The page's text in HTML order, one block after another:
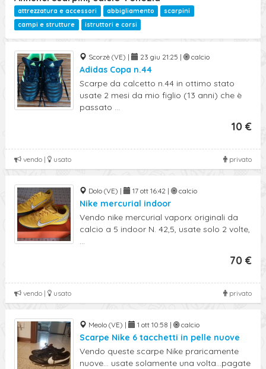
attrezzatura e accessori abbigliamento
scarpini
campi e strutture
istruttori e corsi
Scorzè (VE) | 23 giu 21:25 | calcio
Adidas Copa n.44
Scarpe da calcetto n.44 in ottimo stato
usate 2 mesi da mio figlio (13 anni) che è
passato ...
10 €
privato
vendo | usato
Dolo (VE) | 17 ott 16:42 | calcio
Nike mercurial indoor
Vendo nike mercurial vaporx originali da
calcio a 5 indoor N. 42,5, usate solo 2 volte,
...
70 €
privato
vendo | usato
Meolo (VE) | 1 ott 10:58 | calcio
Scarpe Nike 6 tacchetti in pelle nuove
Vendo queste scarpe Nike praricamente
nuove... usate solamente una volta...pagate